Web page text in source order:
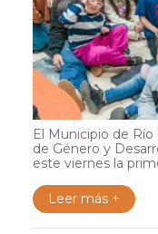
El Municipio de Río
de Género y
este viernes la
Leer más +